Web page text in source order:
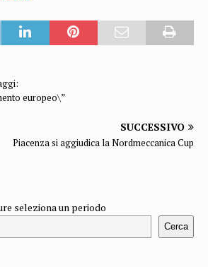
europeo\”
SUCCESSIVO
Piacenza si aggiudica la Nordmeccanica Cup
seleziona un periodo
Cerca